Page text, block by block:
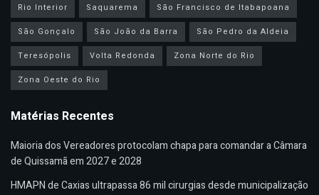
Rio Interior
Saquarema
São Francisco de Itabapoana
São Gonçalo
São João da Barra
São Pedro da Aldeia
Teresópolis
Volta Redonda
Zona Norte do Rio
Zona Oeste do Rio
Matérias Recentes
Maioria dos Vereadores protocolam chapa para comandar a Câmara
de Quissamã em 2027 e 2028
HMAPN de Caxias ultrapassa 86 mil cirurgias desde municipalização